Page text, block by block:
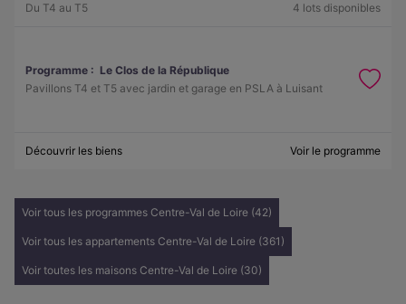
Du T4 au T5
4 lots disponibles
Programme : Le Clos de la République
Pavillons T4 et T5 avec jardin et garage en PSLA à Luisant
Découvrir les biens Voir le programme
Voir tous les programmes Centre-Val de Loire (42)
Voir tous les appartements Centre-Val de Loire (361)
Voir toutes les maisons Centre-Val de Loire (30)